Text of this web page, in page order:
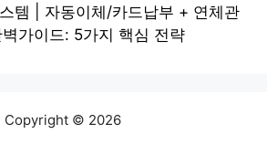
템 | 자동이체/카드납부 + 연체관
가이드: 5가지 핵심 전략
Copyright © 2026